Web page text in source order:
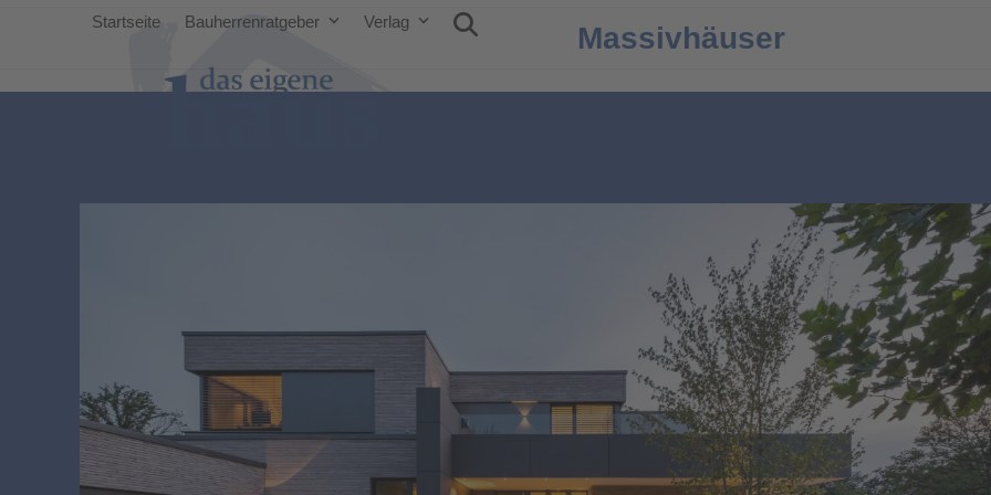
Startseite Bauherrenratgeber Verlag Massivhäuser